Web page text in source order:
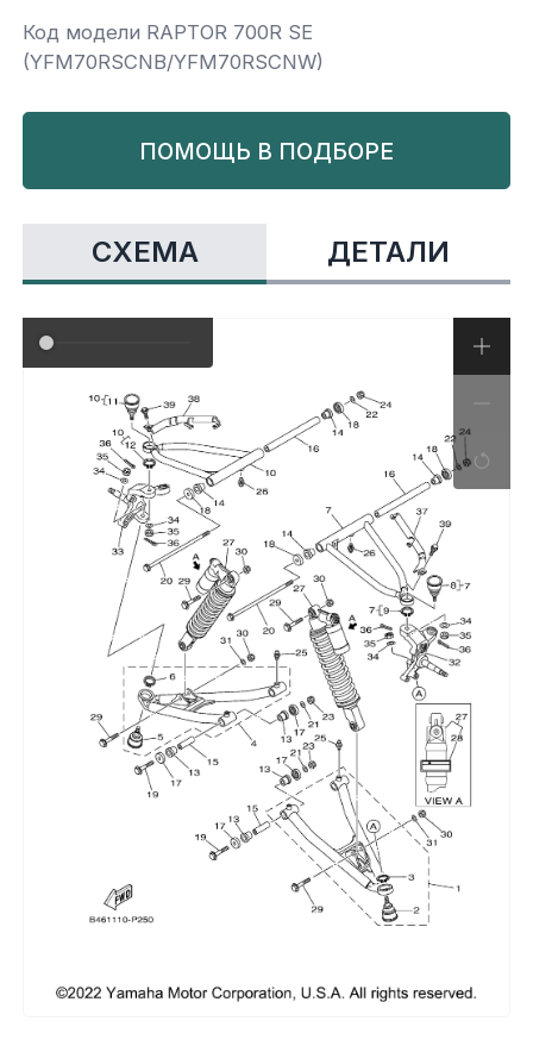
Yamaha
Салонные фильтры
Корпус,пластик
Ремни безопасности
Сиденья
Склизы, гусеницы, коньки
Снегоотвалы
Сумки, кофры
Топливная система
Тормозная система
Трансмиссия
Управление
Хранение и перевозка
Шноркели
Kawasaki
Код модели RAPTOR 700R SE
(YFM70RSCNB/YFM70RSCNW)
ПОМОЩЬ В ПОДБОРЕ
СХЕМА ДЕТАЛИ